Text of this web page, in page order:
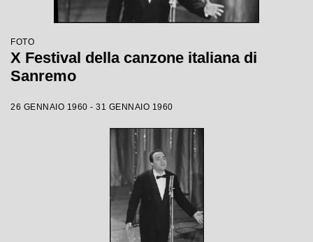
FOTO
X Festival della canzone italiana di
Sanremo
26 GENNAIO 1960 - 31 GENNAIO 1960